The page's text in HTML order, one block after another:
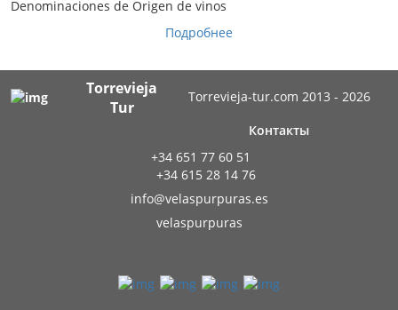
Denominaciones de Origen de vinos
Подробнее
Torrevieja
Tur
Torrevieja-tur.com 2013 - 2026
Контакты
+34 651 77 60 51
+34 615 28 14 76
info@velaspurpuras.es
velaspurpuras